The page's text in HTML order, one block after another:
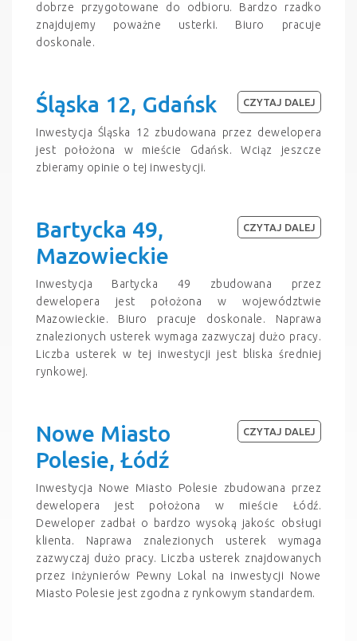
dobrze przygotowane do odbioru. Bardzo rzadko
znajdujemy poważne usterki. Biuro pracuje
doskonale.
Śląska 12, Gdańsk
Inwestycja Śląska 12 zbudowana przez dewelopera
jest położona w mieście Gdańsk. Wciąz jeszcze
zbieramy opinie o tej inwestycji.
CZYTAJ DALEJ
Bartycka 49,
Mazowieckie
Inwestycja Bartycka 49 zbudowana przez
dewelopera jest położona w województwie
Mazowieckie. Biuro pracuje doskonale. Naprawa
znalezionych usterek wymaga zazwyczaj dużo pracy.
Liczba usterek w tej inwestycji jest bliska średniej
rynkowej.
CZYTAJ DALEJ
Nowe Miasto
Polesie, Łódź
Inwestycja Nowe Miasto Polesie zbudowana przez
dewelopera jest położona w mieście Łódź.
Deweloper zadbał o bardzo wysoką jakośc obsługi
klienta. Naprawa znalezionych usterek wymaga
zazwyczaj dużo pracy. Liczba usterek znajdowanych
przez inżynierów Pewny Lokal na inwestycji Nowe
Miasto Polesie jest zgodna z rynkowym standardem.
CZYTAJ DALEJ